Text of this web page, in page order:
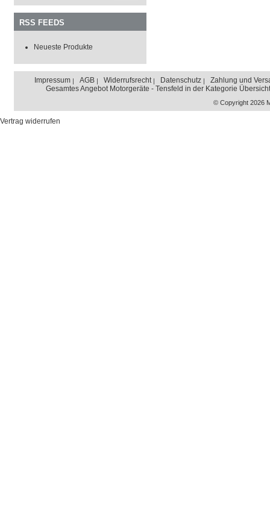
RSS FEEDS
Neueste Produkte
Impressum AGB Widerrufsrecht Datenschutz
Zahlung und
Gesamtes Angebot Motorgeräte - Tensfeld in der Kategorie Übersicht
© Copyright 2026
Vertrag widerrufen